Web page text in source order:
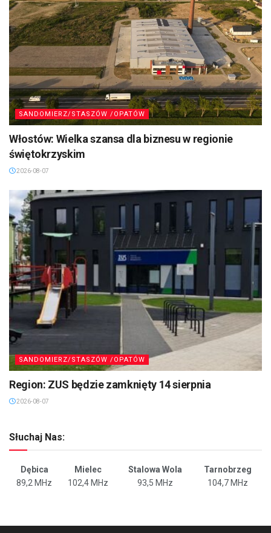
SANDOMIERZ/STASZÓW /OPATÓW
Włostów: Wielka szansa dla biznesu w regionie
świętokrzyskim
2026-08-07
SANDOMIERZ/STASZÓW /OPATÓW
Region: ZUS będzie zamknięty 14 sierpnia
2026-08-07
Słuchaj Nas:
Dębica Mielec Stalowa Wola
Tarnobrzeg
89,2 MHz
102,4 MHz 93,5 MHz 104,7 MHz